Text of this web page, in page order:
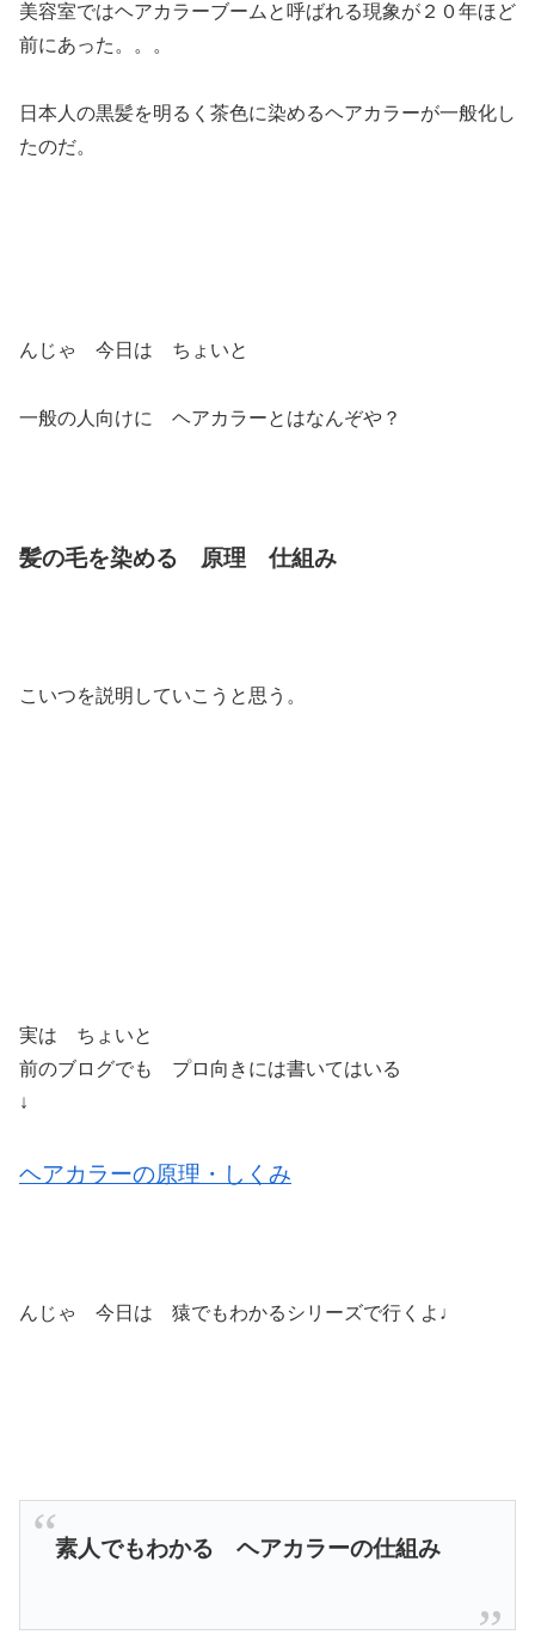
美容室ではヘアカラーブームと呼ばれる現象が２０年ほど
前にあった。。。
日本人の黒髪を明るく茶色に染めるヘアカラーが一般化し
たのだ。
んじゃ 今日は ちょいと
一般の人向けに ヘアカラーとはなんぞや？
髪の毛を染める 原理 仕組み
こいつを説明していこうと思う。
実は ちょいと
前のブログでも プロ向きには書いてはいる
↓
ヘアカラーの原理・しくみ
んじゃ 今日は 猿でもわかるシリーズで行くよ♩
素人でもわかる ヘアカラーの仕組み